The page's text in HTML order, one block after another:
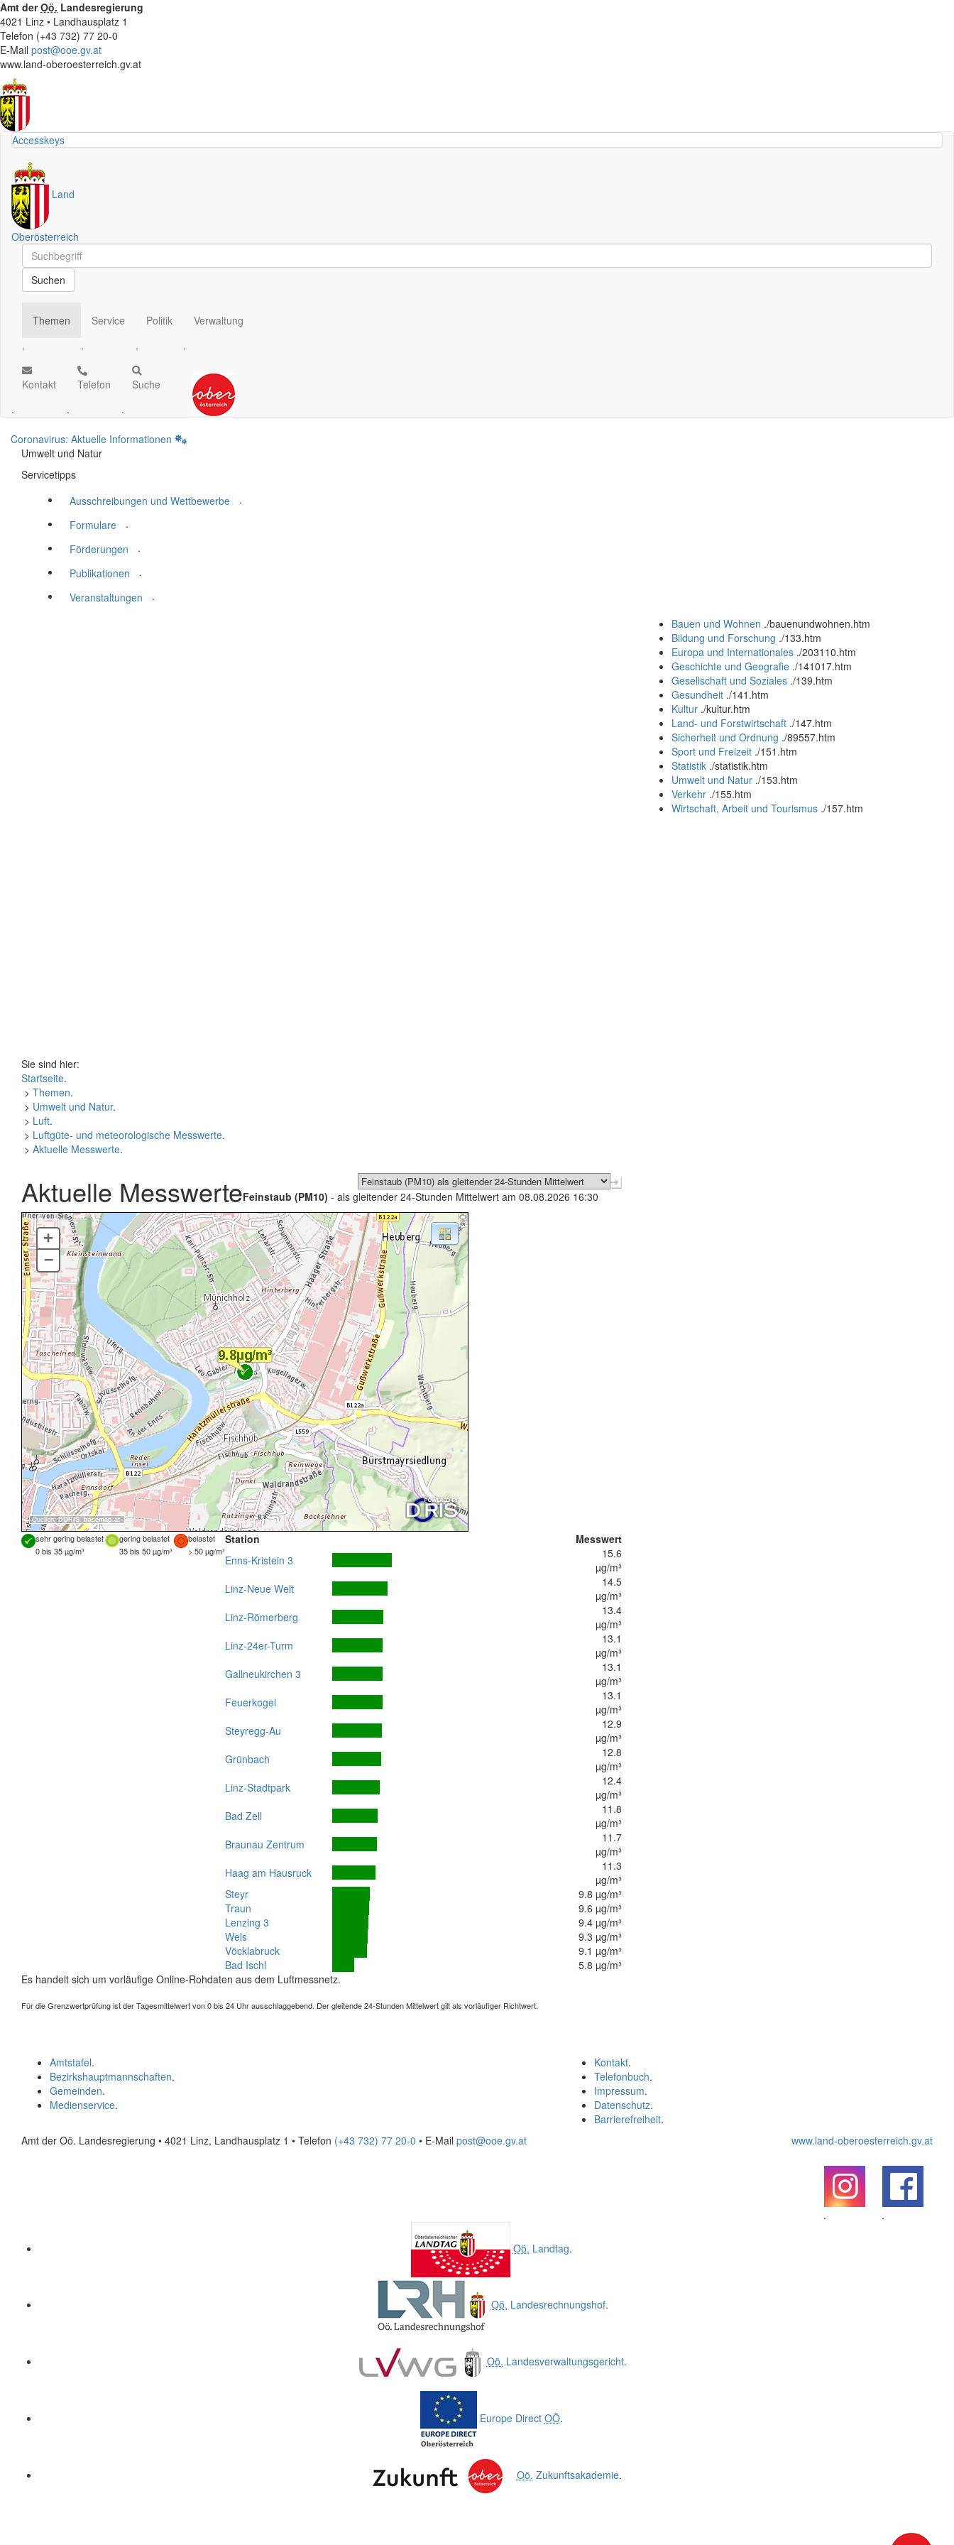
Amt derOö. Landesregierung
4021 Linz • Landhausplatz 1
Telefon (+43 732) 77 20-0
E-Mail post@ooe.gv.at
www.land-oberoesterreich.gv.at
Accesskeys
Land
Oberösterreich
Schnellsuche
Schnellsuche
Suchen
Themen
.
Service
.
Politik
.
Verwaltung
.
Kontakt
.
Telefon
.
Suche
.
Coronavirus: Aktuelle Informationen
Umwelt und Natur
Servicetipps
Ausschreibungen und Wettbewerbe
.
Formulare
.
Förderungen
.
Publikationen
.
Veranstaltungen
.
Bauen und Wohnen ./bauenundwohnen.htm
Bildung und Forschung ./133.htm
Europa und Internationales ./203110.htm
Geschichte und Geografie ./141017.htm
Gesellschaft und Soziales ./139.htm
Gesundheit ./141.htm
Kultur ./kultur.htm
Land- und Forstwirtschaft ./147.htm
Sicherheit und Ordnung ./89557.htm
Sport und Freizeit ./151.htm
Statistik ./statistik.htm
Umwelt und Natur ./153.htm
Verkehr ./155.htm
Wirtschaft, Arbeit und Tourismus ./157.htm
Sie sind hier:
Startseite.
> Themen.
> Umwelt und Natur.
> Luft.
> Luftgüte- und meteorologische Messwerte.
> Aktuelle Messwerte.
Aktuelle MesswerteFeinstaub (PM10) - als gleitender 24-Stunden Mittelwert am 08.08.2026 16:30
Quellen:DORIS, basemap.at
+
–
sehr gering belastet gering belastet
belastet
0 bis 35 µg/m³
35 bis 50 µg/m³ > 50 µg/m³
Station
Messwert
Enns-Kristein 3
15.6
µg/m³
Linz-Neue Welt
14.5
µg/m³
Linz-Römerberg
13.4
µg/m³
Linz-24er-Turm
13.1
µg/m³
Gallneukirchen 3
13.1
µg/m³
Feuerkogel
13.1
µg/m³
Steyregg-Au
12.9
µg/m³
Grünbach
12.8
µg/m³
Linz-Stadtpark
12.4
µg/m³
Bad Zell
11.8
µg/m³
Braunau Zentrum
11.7
µg/m³
Haag am Hausruck
11.3
µg/m³
Steyr
9.8 µg/m³
Traun
9.6 µg/m³
Lenzing 3
9.4 µg/m³
Wels
9.3 µg/m³
Vöcklabruck
9.1 µg/m³
Bad Ischl
5.8 µg/m³
Es handelt sich um vorläufige Online-Rohdaten aus dem Luftmessnetz.
Für die Grenzwertprüfung ist der Tagesmittelwert von 0 bis 24 Uhr ausschlaggebend. Der gleitende 24-Stunden Mittelwert gilt als vorläufiger Richtwert.
Kontakt.
Telefonbuch.
Impressum.
Datenschutz.
Barrierefreiheit.
Amtstafel.
Bezirkshauptmannschaften.
Gemeinden.
Medienservice.
Amt der Oö. Landesregierung • 4021 Linz, Landhausplatz 1 • Telefon (+43 732) 77 20-0 • E-Mail post@ooe.gv.at www.land-oberoesterreich.gv.at
.
.
Oö. Landtag.
Oö. Landesrechnungshof.
Oö. Landesverwaltungsgericht.
Europe Direct OÖ.
Oö. Zukunftsakademie.